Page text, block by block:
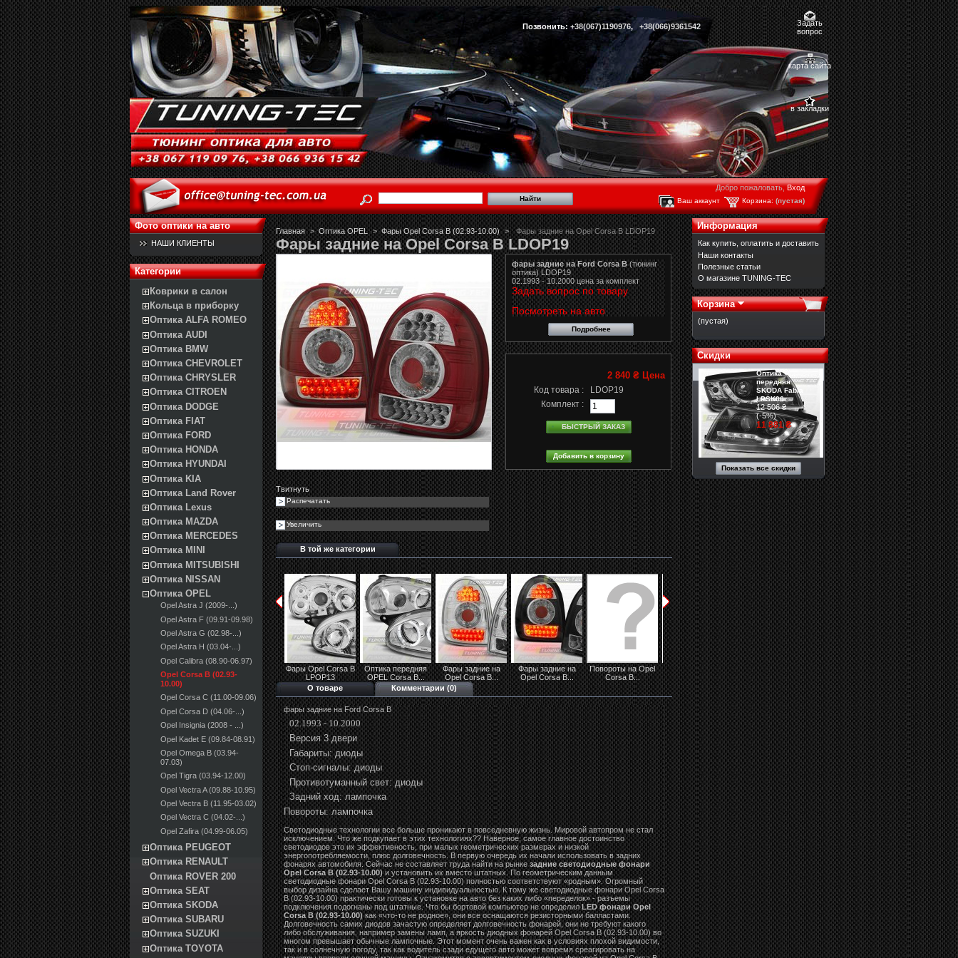
Позвонить: +38(067)1190976, +38(066)9361542
Задать
вопрос
карта сайта
в закладки
Добро пожаловать,Вход
Корзина: (пустая)
Ваш аккаунт
Фото оптики на авто
НАШИ КЛИЕНТЫ
Категории
Коврики в салон
Кольца в приборку
Оптика ALFA ROMEO
Оптика AUDI
Оптика BMW
Оптика CHEVROLET
Оптика CHRYSLER
Оптика CITROEN
Оптика DODGE
Оптика FIAT
Оптика FORD
Оптика HONDA
Оптика HYUNDAI
Оптика KIA
Оптика Land Rover
Оптика Lexus
Оптика MAZDA
Оптика MERCEDES
Оптика MINI
Оптика MITSUBISHI
Оптика NISSAN
Оптика OPEL
Opel Astra J (2009-...)
Opel Astra F (09.91-09.98)
Opel Astra G (02.98-...)
Opel Astra H (03.04-...)
Opel Calibra (08.90-06.97)
Opel Corsa B (02.93-
10.00)
Opel Corsa C (11.00-09.06)
Opel Corsa D (04.06-...)
Opel Insignia (2008 - ...)
Opel Kadet E (09.84-08.91)
Opel Omega B (03.94-
07.03)
Opel Tigra (03.94-12.00)
Opel Vectra A (09.88-10.95)
Opel Vectra B (11.95-03.02)
Opel Vectra C (04.02-...)
Opel Zafira (04.99-06.05)
Оптика PEUGEOT
Оптика RENAULT
Оптика ROVER 200
Оптика SEAT
Оптика SKODA
Оптика SUBARU
Оптика SUZUKI
Оптика TOYOTA
Главная > Оптика OPEL > Фары Opel Corsa B (02.93-10.00) > Фары задние на Opel Corsa B LDOP19
Фары задние на Opel Corsa B LDOP19
Твитнуть
Распечатать
Увеличить
фары задние на Ford Corsa B(тюнинг
оптика) LDOP19
02.1993 - 10.2000 цена за комплект
Задать вопрос по товару
Посмотреть на авто
Подробнее
2 840 ₴Цена
Код товара :
LDOP19
Комплект :
БЫСТРЫЙ ЗАКАЗ
В той же категории
Фары Opel Corsa B
LPOP13
Оптика передняя
OPEL Corsa B...
Фары задние на
Opel Corsa B...
Фары задние на
Opel Corsa B...
Повороты на Opel
Corsa B...
Фары Opel Corsa B
LPOP14
Фары Opel Corsa B
LPOP26
Фары Opel Corsa B
LPOP27
Задние фонари на
Opel Corsa B...
О товаре
Комментарии (0)
фары задние на Ford Corsa B
02.1993 - 10.2000
Версия 3 двери
Габариты: диоды
Стоп-сигналы: диоды
Противотуманный свет:диоды
Задний ход: лампочка
Повороты: лампочка
Светодиодные технологии все больше проникают в повседневную жизнь. Мировой автопром не стал
исключением. Что же подкупает в этих технологиях?? Наверное, самое главное достоинство
светодиодов это их эффективность, при малых геометрических размерах и низкой
энергопотребляемости, плюс долговечность. В первую очередь их начали использовать в задних
фонарях автомобиля. Сейчас не составляет труда найти на рынкезадние светодиодные фонари
Opel Corsa B (02.93-10.00)и установить их вместо штатных. По геометрическим данным
светодиодные фонари Opel Corsa B (02.93-10.00) полностью соответствуют «родным». Огромный
выбор дизайна сделает Вашу машину индивидуальностью. К тому же светодиодные фонари Opel Corsa
B (02.93-10.00) практически готовы к установке на авто без каких либо «переделок» - разъемы
подключения подогнаны под штатные. Что бы бортовой компьютер не определилLED фонари Opel
Corsa B (02.93-10.00)как «что-то не родное», они все оснащаются резисторными балластами.
Долговечность самих диодов зачастую определяет долговечность фонарей, они не требуют какого
либо обслуживания, например замены ламп, а яркость диодных фонарей Opel Corsa B (02.93-10.00) во
многом превышает обычные лампочные. Этот момент очень важен как в условиях плохой видимости,
так и в солнечную погоду, так как водитель сзади едущего авто может вовремя среагировать на
Информация
Как купить, оплатить и доставить
Наши контакты
Полезные статьи
О магазине TUNING-TEC
Корзина
(пустая)
Скидки
Оптика
передняя
SKODA Fabia
LPSK06
12 506 ₴
(-5%)
11 881 ₴
Показать все скидки